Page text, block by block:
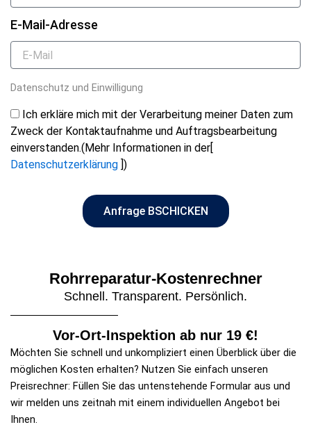
Rohrreparatur-Kostenrechner
Schnell. Transparent. Persönlich.
Vor-Ort-Inspektion ab nur 19 €!
Möchten Sie schnell und unkompliziert einen Überblick über die
möglichen Kosten erhalten? Nutzen Sie einfach unseren
Preisrechner: Füllen Sie das untenstehende Formular aus und
wir melden uns zeitnah mit einem individuellen Angebot bei
Ihnen.
E-Mail-Adresse
Datenschutz und Einwilligung
Ich erkläre mich mit der Verarbeitung meiner Daten zum
Zweck der Kontaktaufnahme und Auftragsbearbeitung
einverstanden.(Mehr Informationen in der[
Datenschutzerklärung ])
Anfrage BSCHICKEN